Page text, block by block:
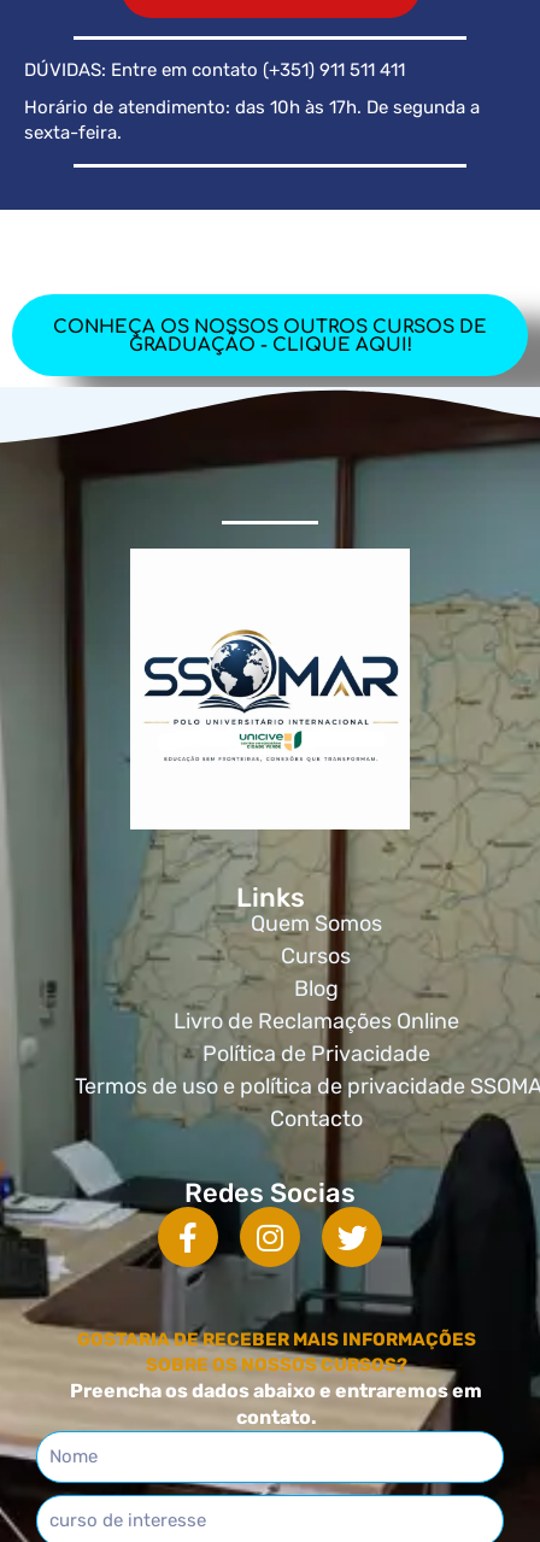
DÚVIDAS: Entre em contato (+351) 911 511 411
Horário de atendimento: das 10h às 17h. De segunda a
sexta-feira.
CONHEÇA OS NOSSOS OUTROS CURSOS DE
GRADUAÇÃO - CLIQUE AQUI!
Links
Quem Somos
Cursos
Blog
Livro de Reclamações Online
Política de Privacidade
Termos de uso e política de privacidade
Contacto
Redes Socias
GOSTARIA DE RECEBER MAIS INFORMAÇÕES
SOBRE OS NOSSOS CURSOS?
Preencha os dados abaixo e entraremos em
contato.